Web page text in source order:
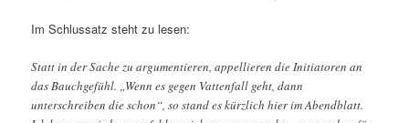
Im Schlussatz steht zu lesen:
Statt in der Sache zu argumentieren, appellieren die Initiatoren an
das Bauchgefühl. „Wenn es gegen Vattenfall geht, dann
unterschreiben die schon“, so stand es kürzlich hier im Abendblatt.